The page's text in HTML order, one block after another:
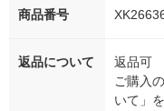
商品番号
返品について
返品可
ご購入
いて」